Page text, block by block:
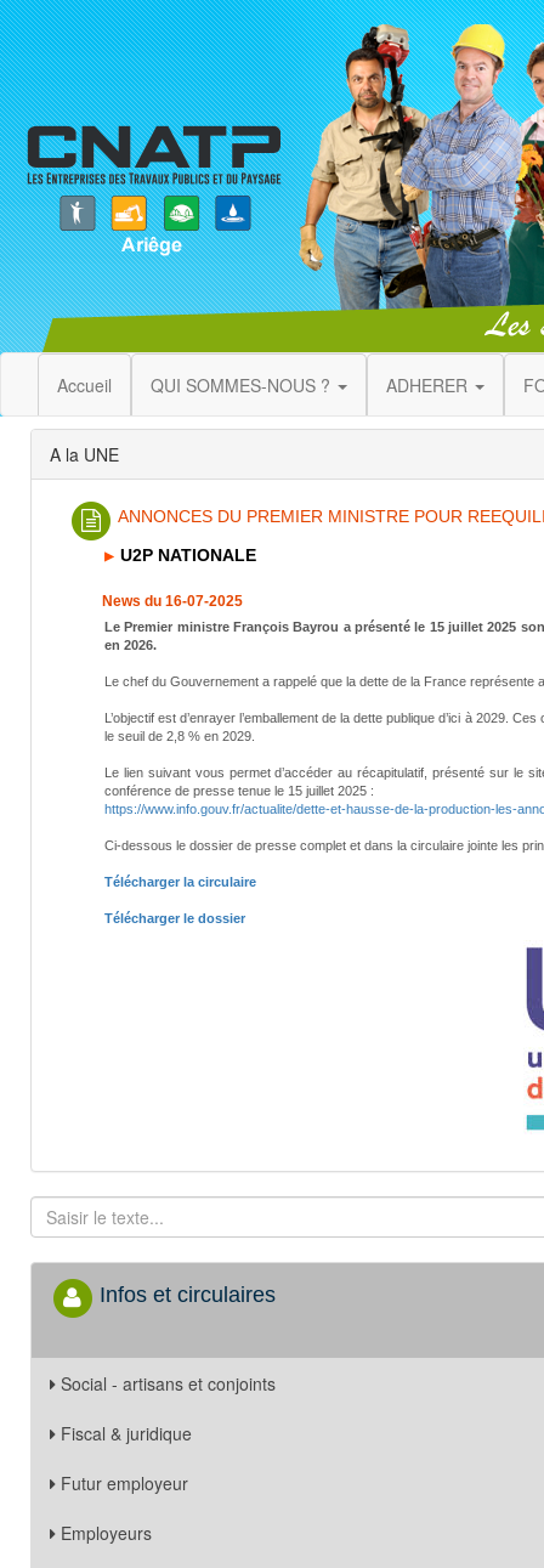
Accueil QUI SOMMES-NOUS ? ADHERER
A la UNE
ANNONCES DU PREMIER MINISTRE POUR
U2P NATIONALE
News du 16-07-2025
Le Premier ministre François Bayrou a présenté le 15 juillet 2025
en 2026.
Le chef du Gouvernement a rappelé que la dette de la France représente
L’objectif est d’enrayer l’emballement de la dette publique d’ici à 2029.
le seuil de 2,8 % en 2029.
Le lien suivant vous permet d’accéder au récapitulatif, présenté sur le
conférence de presse tenue le 15 juillet 2025 :
https://www.info.gouv.fr/actualite/dette-et-hausse-de-la-production-les-
Ci-dessous le dossier de presse complet et dans la circulaire jointe les
Télécharger la circulaire
Télécharger le dossier
Infos et circulaires
Social - artisans et conjoints
Fiscal & juridique
Futur employeur
Employeurs